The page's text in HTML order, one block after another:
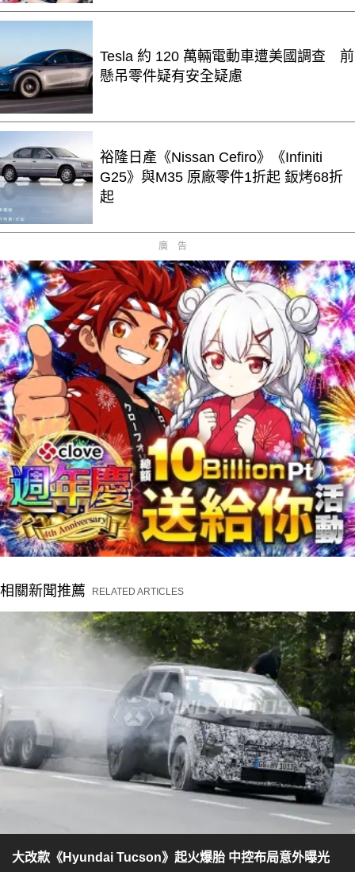
Tesla 約 120 萬輛電動車遭美國調查 前
懸吊零件疑有安全疑慮
裕隆日產《Nissan Cefiro》《Infiniti
G25》與M35 原廠零件1折起 鈑烤68折
起
廣告
相關新聞推薦 RELATED ARTICLES
大改款《Hyundai Tucson》起火爆胎 中控布局意外曝光